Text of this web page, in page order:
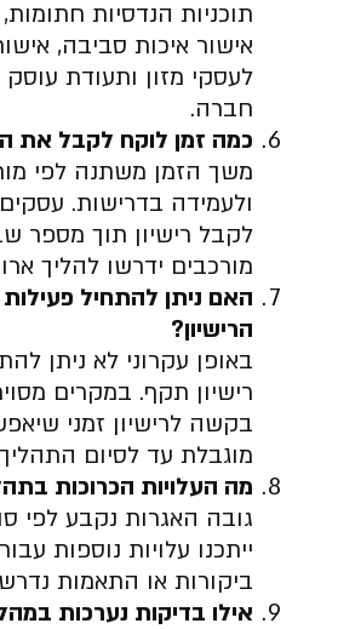
תוכניות הנדסיות
אישור איכות סביבה,
לעסקי מזון ותעודת
חברה.
כמה זמן לוקח לקבל את
משך הזמן משתנה לפי
ולעמידה בדרישות.
לקבל רישיון תוך מספר
מורכבים ידרשו להליך
האם ניתן להתחיל
הרישיון?
באופן עקרוני לא ניתן
רישיון תקף. במקרים
בקשה לרישיון זמני
מוגבלת עד לסיום
מה העלויות הכרוכות
גובה האגרות נקבע לפי
ייתכנו עלויות נוספות
ביקורות או התאמות
אילו בדיקות נערכות